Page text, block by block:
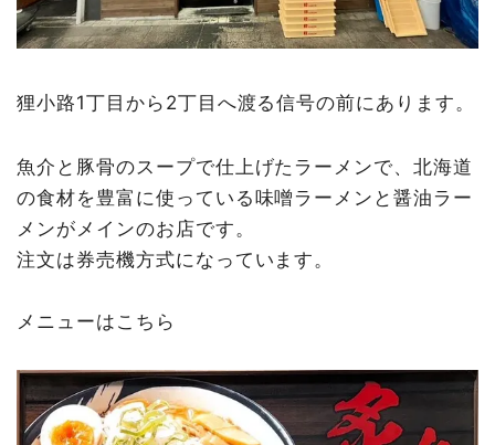
狸小路1丁目から2丁目へ渡る信号の前にあります。
魚介と豚骨のスープで仕上げたラーメンで、北海道
の食材を豊富に使っている味噌ラーメンと醤油ラー
メンがメインのお店です。
注文は券売機方式になっています。
メニューはこちら